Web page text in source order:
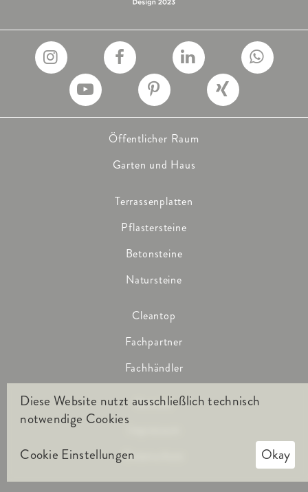
Öffentlicher Raum
Garten und Haus
Terrassenplatten
Pflastersteine
Betonsteine
Natursteine
Cleantop
Fachpartner
Fachhändler
Kontakt
Datenschutz
Diese Website nutzt ausschließlich technisch
notwendige Cookies
Cookie Einstellungen
Okay